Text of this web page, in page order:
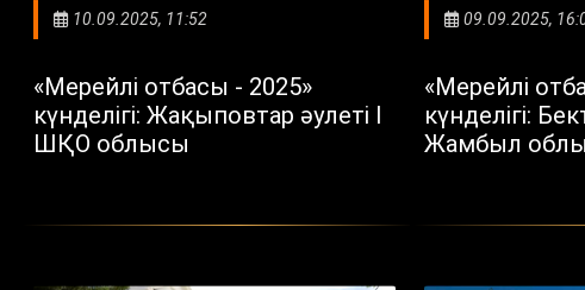
10.09.2025, 11:52
«Мерейлі отбасы - 2025»
күнделігі: Жақыповтар әулеті I
ШҚО облысы
09.09.2025,
«Мерейлі
күнделігі:
Жамбыл